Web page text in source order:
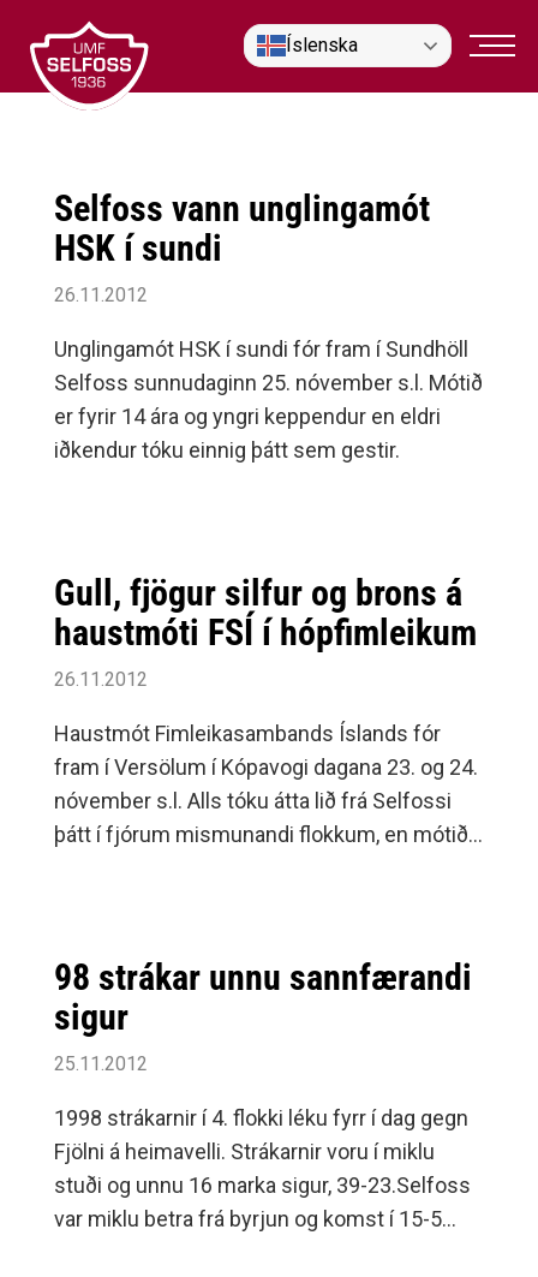
efni
Íslenska
Selfoss vann unglingamót
HSK í sundi
26.11.2012
Unglingamót HSK í sundi fór fram í Sundhöll
Selfoss sunnudaginn 25. nóvember s.l. Mótið
er fyrir 14 ára og yngri keppendur en eldri
iðkendur tóku einnig þátt sem gestir.
Gull, fjögur silfur og brons á
haustmóti FSÍ í hópfimleikum
26.11.2012
Haustmót Fimleikasambands Íslands fór
fram í Versölum í Kópavogi dagana 23. og 24.
nóvember s.l. Alls tóku átta lið frá Selfossi
þátt í fjórum mismunandi flokkum, en mótið
98 strákar unnu sannfærandi
sigur
25.11.2012
1998 strákarnir í 4. flokki léku fyrr í dag gegn
Fjölni á heimavelli. Strákarnir voru í miklu
stuði og unnu 16 marka sigur, 39-23.Selfoss
var miklu betra frá byrjun og komst í 15-5